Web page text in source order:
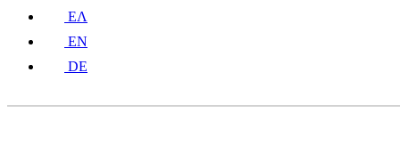
ΕΛ
EN
DE